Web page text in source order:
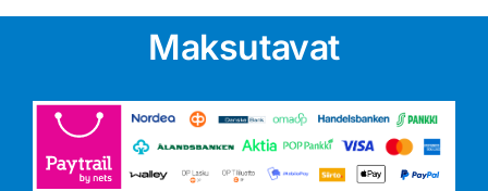
Maksutavat